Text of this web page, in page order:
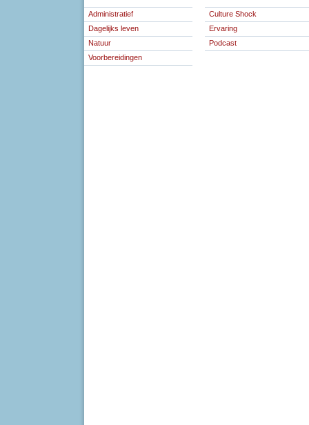
Administratief
Culture Shock
Dagelijks leven
Ervaring
Natuur
Podcast
Voorbereidingen